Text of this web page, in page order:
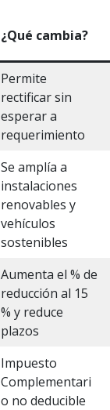
¿Qué cambia?
Permite
rectificar sin
esperar a
requerimiento
Se amplía a
instalaciones
renovables y
vehículos
sostenibles
Aumenta el % de
reducción al 15
% y reduce
plazos
Impuesto
Complementari
o no deducible